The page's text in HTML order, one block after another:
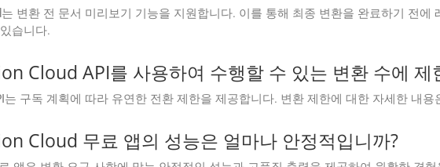
변환 전 문서 미리보기 기능을 지원합니다. 이를 통해 최종 변환을 완료하기 전에
습니다.
Cloud API를 사용하여 수행할 수 있는 변환 수에 제
구독 계획에 따라 유연한 전환 제한을 제공합니다. 변환 제한에 대한 자세한 내
Cloud 무료 앱의 성능은 얼마나 안정적입니까?